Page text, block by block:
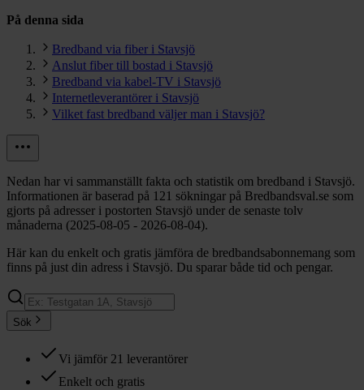
På denna sida
Bredband via fiber i Stavsjö
Anslut fiber till bostad i Stavsjö
Bredband via kabel-TV i Stavsjö
Internetleverantörer i Stavsjö
Vilket fast bredband väljer man i Stavsjö?
Nedan har vi sammanställt fakta och statistik om bredband i Stavsjö.
Informationen är baserad på 121 sökningar på Bredbandsval.se som
gjorts på adresser i postorten Stavsjö under de senaste tolv
månaderna (2025-08-05 - 2026-08-04).
Här kan du enkelt och gratis jämföra de bredbandsabonnemang som
finns på just din adress i Stavsjö. Du sparar både tid och pengar.
Sök
Vi jämför 21 leverantörer
Enkelt och gratis